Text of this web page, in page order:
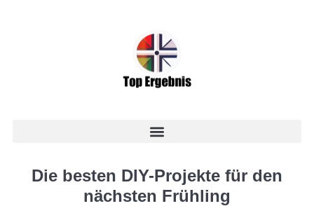
Die besten DIY-Projekte für den
nächsten Frühling